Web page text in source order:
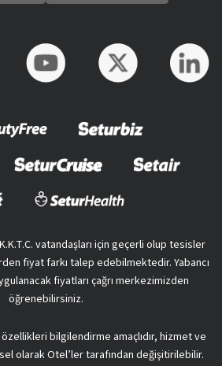
vatandaşları için geçerli olup tesisler
fiyat farkı talep edebilmektedir. Yabancı
fiyatları çağrı merkezimizden
öğrenebilirsiniz.
bilgilendirme amaçlıdır, hizmet ve
olarak Otel’ler tarafından değişitirilebilir.